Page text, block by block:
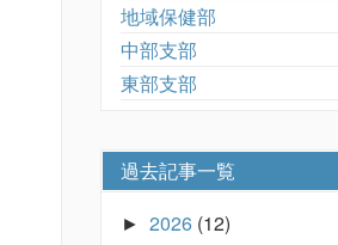
地域保健部
中部支部
東部支部
過去記事一覧
► 2026 (12)